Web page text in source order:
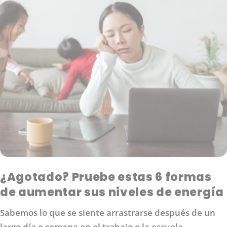
¿Agotado? Pruebe estas 6 formas
de aumentar sus niveles de energía
Sabemos lo que se siente arrastrarse después de un